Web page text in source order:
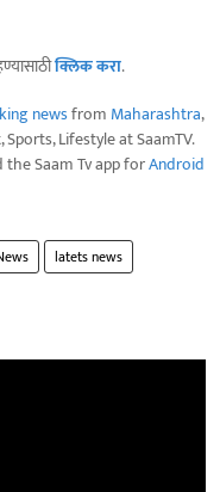
क्लिक करा.
newsfrom Maharashtra,
Lifestyle at SaamTV.
Saam Tv app forAndroid
latets news